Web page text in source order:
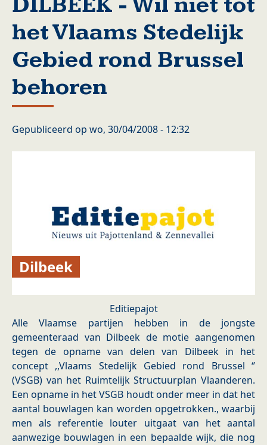
het Vlaams Stedelijk
Gebied rond Brussel
behoren
Gepubliceerd op wo, 30/04/2008 - 12:32
Dilbeek
Editiepajot
Alle Vlaamse partijen hebben in de jongste
gemeenteraad van Dilbeek de motie aangenomen
tegen de opname van delen van Dilbeek in het
concept ,,Vlaams Stedelijk Gebied rond Brussel ‘’
(VSGB) van het Ruimtelijk Structuurplan Vlaanderen.
Een opname in het VSGB houdt onder meer in dat het
aantal bouwlagen kan worden opgetrokken., waarbij
men als referentie louter uitgaat van het aantal
aanwezige bouwlagen in een bepaalde wijk, die nog